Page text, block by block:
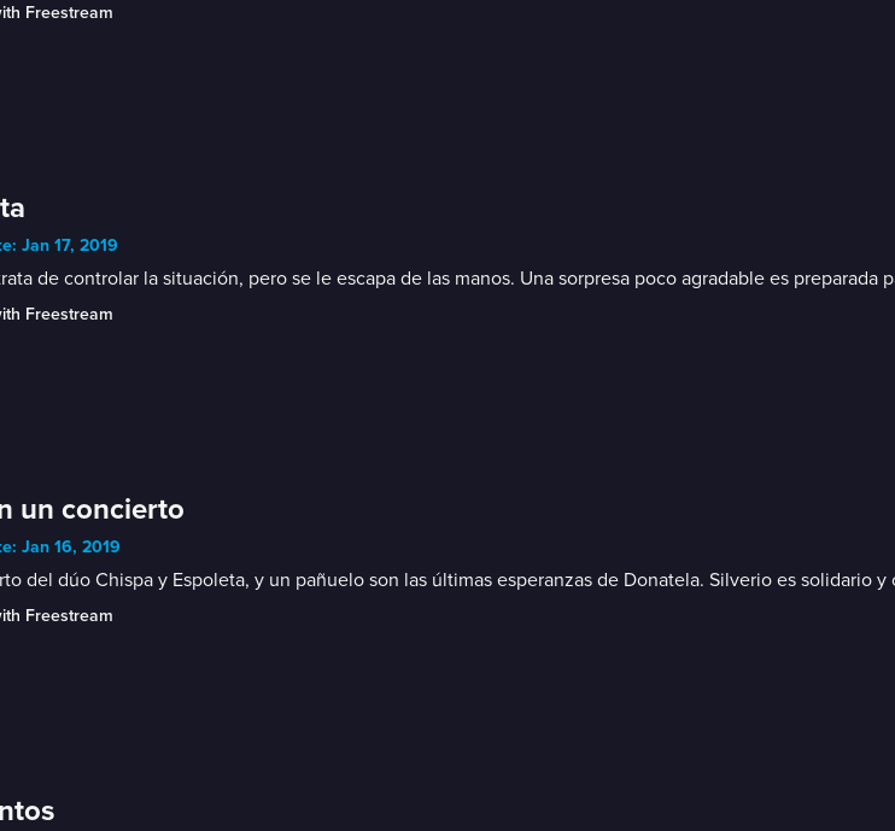
Freestream
Jan 17, 2019
de controlar la situación, pero se le escapa de las manos. Una sorpresa poco agradable es preparada
Freestream
un concierto
Jan 16, 2019
del dúo Chispa y Espoleta, y un pañuelo son las últimas esperanzas de Donatela. Silverio es solidario
Freestream